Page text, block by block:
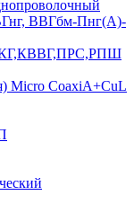
ВВГбм-Пнг(А)-
КГ,КВВГ,ПРС,РПШ
Micro CoaxiA+CuL